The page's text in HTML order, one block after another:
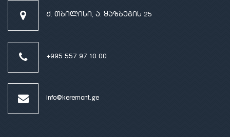
ქ. თბილისი, ა. ყაზბეგის 25
+995 557 97 10 00
info@keremont.ge